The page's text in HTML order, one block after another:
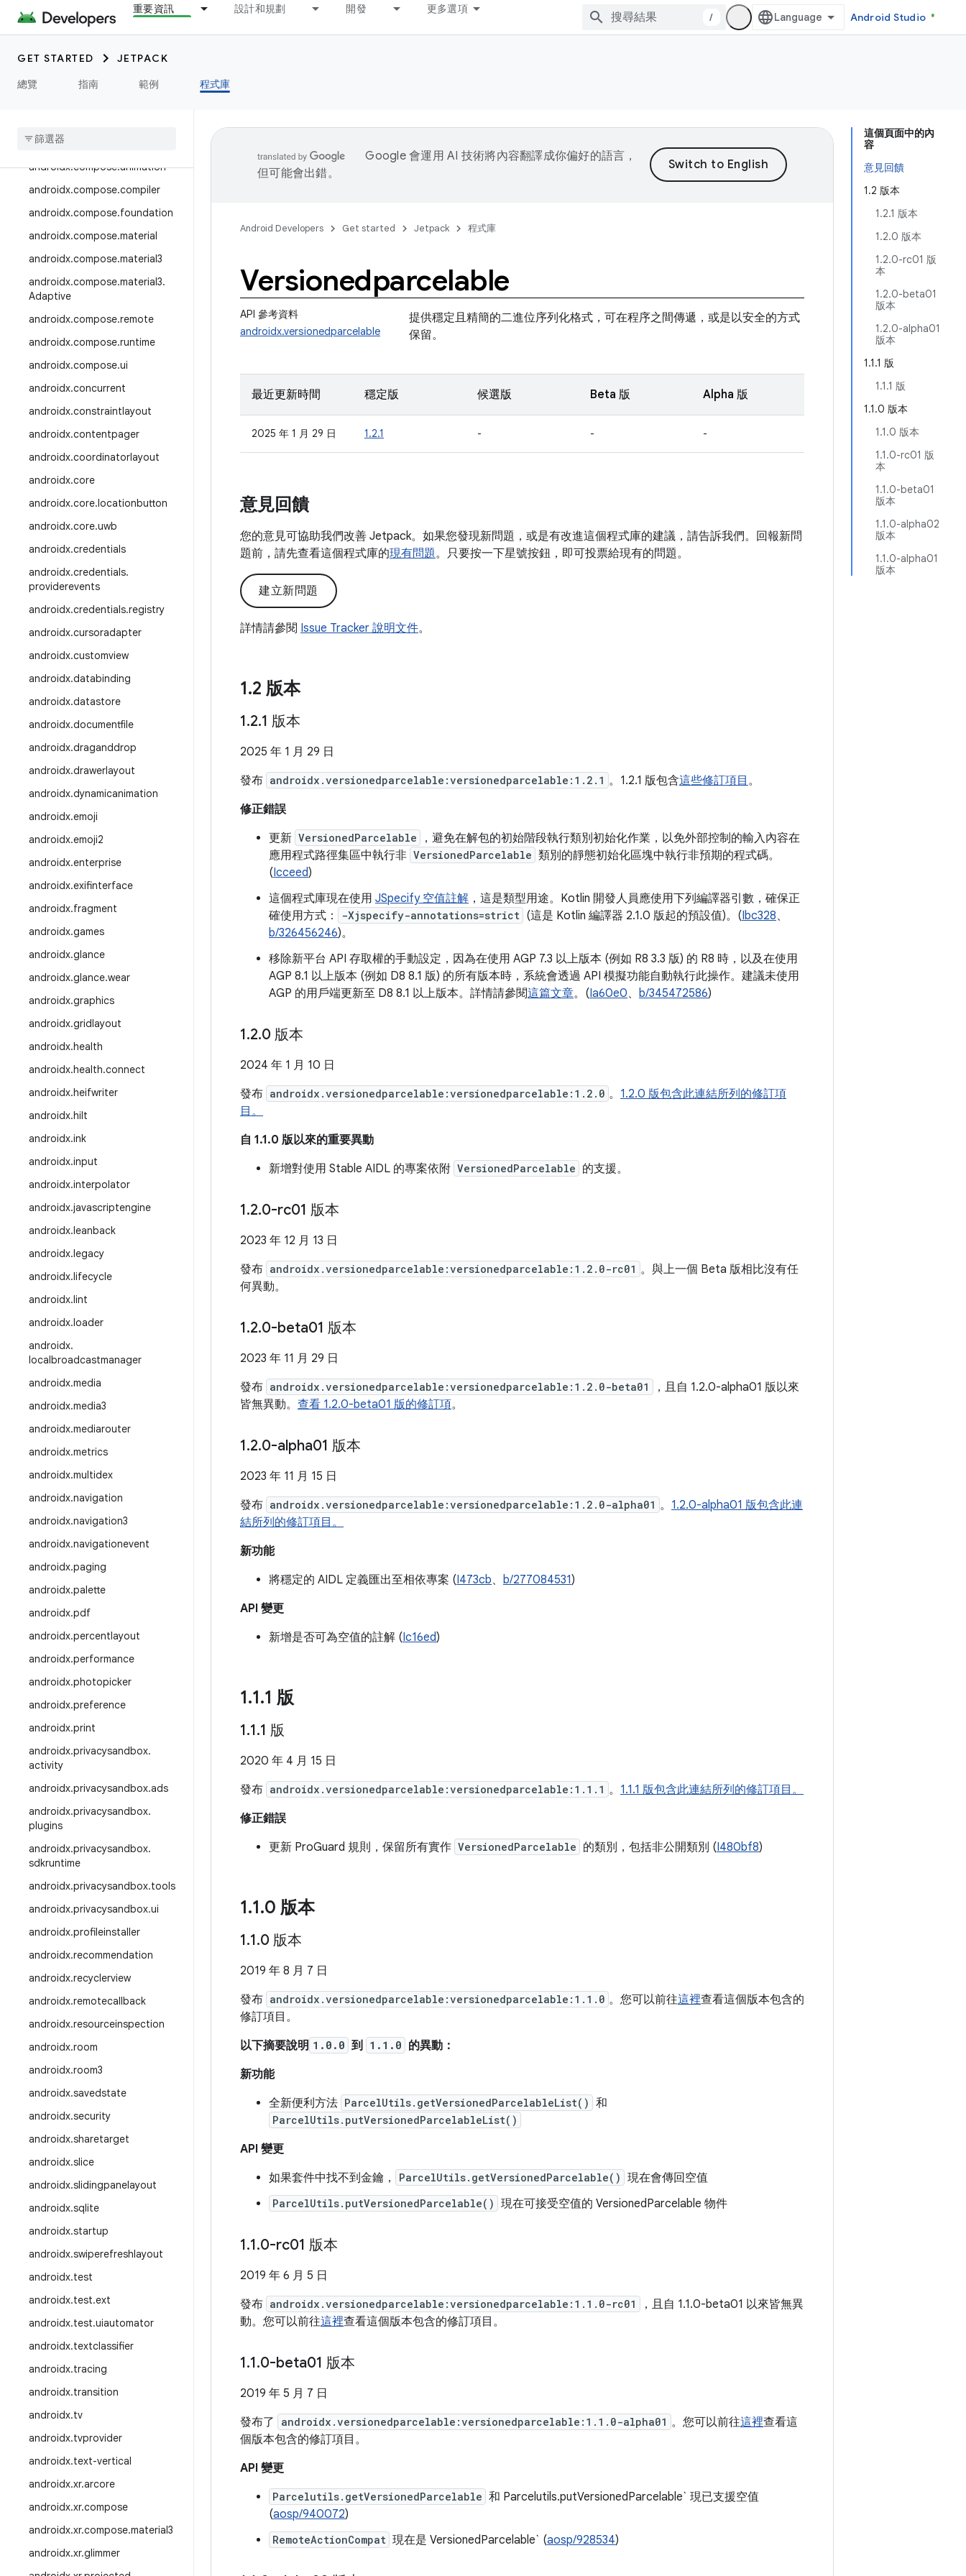
重要資訊 設計和規劃 開發 更多選項
/ Android Studio
GET STARTED
JETPACK
總覽
指南 範例 程式庫
androidx.camera.media3
androidx.camera.viewfinder
androidx.car
androidx
androidx.compose.animation
androidx.compose.compiler
androidx.compose.foundation
androidx.compose.material
androidx.compose.material3
androidx.compose.material3.
Adaptive
androidx.compose.remote
androidx.compose.runtime
androidx.compose.ui
androidx.concurrent
androidx.constraintlayout
androidx.contentpager
androidx.coordinatorlayout
androidx.core
androidx.core.locationbutton
androidx.core.uwb
androidx.credentials
androidx.credentials.
providerevents
androidx.credentials.registry
androidx.cursoradapter
androidx.customview
androidx.databinding
androidx.datastore
androidx.documentfile
androidx.draganddrop
androidx.drawerlayout
androidx.dynamicanimation
androidx.emoji
androidx.emoji2
androidx.enterprise
androidx.exifinterface
androidx.fragment
androidx.games
androidx.glance
androidx.glance.wear
androidx.graphics
androidx.gridlayout
androidx.health
androidx.health.connect
androidx.heifwriter
androidx.hilt
androidx.ink
androidx.input
androidx.interpolator
androidx.javascriptengine
androidx.leanback
androidx.legacy
androidx.lifecycle
androidx.lint
androidx.loader
androidx.
localbroadcastmanager
androidx.media
androidx.media3
androidx.mediarouter
androidx.metrics
androidx.multidex
androidx.navigation
androidx.navigation3
androidx.navigationevent
androidx.paging
androidx.palette
androidx.pdf
androidx.percentlayout
androidx.performance
androidx.photopicker
androidx.preference
androidx.print
androidx.privacysandbox.
activity
androidx.privacysandbox.ads
androidx.privacysandbox.
plugins
androidx.privacysandbox.
sdkruntime
androidx.privacysandbox.tools
androidx.privacysandbox.ui
androidx.profileinstaller
androidx.recommendation
androidx.recyclerview
androidx.remotecallback
androidx.resourceinspection
androidx.room
androidx.room3
androidx.savedstate
androidx.security
androidx.sharetarget
androidx.slice
androidx.slidingpanelayout
androidx.sqlite
androidx.startup
androidx.swiperefreshlayout
androidx.test
androidx.test.ext
androidx.test.uiautomator
androidx.textclassifier
androidx.tracing
androidx.transition
androidx.tv
androidx.tvprovider
androidx.text-vertical
androidx.xr.arcore
androidx.xr.compose
androidx.xr.compose.material3
androidx.xr.glimmer
這個頁面中的內
容
意見回饋
1.2 版本
1.2.1 版本
1.2.0 版本
1.2.0-rc01 版
本
1.2.0-beta01
版本
1.2.0-alpha01
版本
1.1.1 版
1.1.1 版
1.1.0 版本
1.1.0 版本
1.1.0-rc01 版
本
1.1.0-beta01
版本
1.1.0-alpha02
版本
1.1.0-alpha01
版本
Google 會運用 AI 技術將內容翻譯成你偏好的語言，
但可能會出錯。
Android Developers Get started Jetpack 程式庫
Versionedparcelable
API 參考資料
androidx.versionedparcelable
提供穩定且精簡的二進位序列化格式，可在程序之間傳遞，或是以安全的方式
保留。
最近更新時間 穩定版 候選版 Beta 版 Alpha 版
2025 年 1 月 29 日 1.2.1 - - -
意見回饋
您的意見可協助我們改善 Jetpack。如果您發現新問題，或是有改進這個程式庫的建議，請告訴我們。回報新問
題前，請先查看這個程式庫的現有問題。只要按一下星號按鈕，即可投票給現有的問題。
建立新問題
詳情請參閱 Issue Tracker 說明文件。
1.2 版本
1.2.1 版本
2025 年 1 月 29 日
發布 androidx.versionedparcelable:versionedparcelable:1.2.1 。1.2.1 版包含這些修訂項目 。
修正錯誤
更新 VersionedParcelable
，避免在解包的初始階段執行類別初始化作業，以免外部控制的輸入內容在
應用程式路徑集區中執行非 VersionedParcelable 類別的靜態初始化區塊中執行非預期的程式碼。
(Icceed)
這個程式庫現在使用 JSpecify 空值註解 ，這是類型用途。Kotlin 開發人員應使用下列編譯器引數，確保正
確使用方式：
-Xjspecify-annotations=strict (這是 Kotlin 編譯器 2.1.0 版起的預設值)。(Ibc328、
b/326456246)。
移除新平台 API 存取權的手動設定，因為在使用 AGP 7.3 以上版本 (例如 R8 3.3 版) 的 R8 時，以及在使用
AGP 8.1 以上版本 (例如 D8 8.1 版) 的所有版本時，系統會透過 API 模擬功能自動執行此操作。建議未使用
AGP 的用戶端更新至 D8 8.1 以上版本。詳情請參閱這篇文章。(Ia60e0、 b/345472586)
1.2.0 版本
2024 年 1 月 10 日
發布 androidx.versionedparcelable:versionedparcelable:1.2.0 。 1.2.0 版包含此連結所列的修訂項
目。
自 1.1.0 版以來的重要異動
新增對使用 Stable AIDL 的專案依附 VersionedParcelable 的支援。
1.2.0-rc01 版本
2023 年 12 月 13 日
發布 androidx.versionedparcelable:versionedparcelable:1.2.0-rc01 。與上一個 Beta 版相比沒有任
何異動。
1.2.0-beta01 版本
2023 年 11 月 29 日
發布 androidx.versionedparcelable:versionedparcelable:1.2.0-beta01
，且自 1.2.0-alpha01 版以來
皆無異動。 查看 1.2.0-beta01 版的修訂項。
1.2.0-alpha01 版本
2023 年 11 月 15 日
發布 androidx.versionedparcelable:versionedparcelable:1.2.0-alpha01 。 1.2.0-alpha01 版包含此連
結所列的修訂項目。
新功能
將穩定的 AIDL 定義匯出至相依專案 (I473cb、 b/277084531)
API 變更
新增是否可為空值的註解 (Ic16ed)
1.1.1 版
1.1.1 版
2020 年 4 月 15 日
發布 androidx.versionedparcelable:versionedparcelable:1.1.1 。 1.1.1 版包含此連結所列的修訂項目。
修正錯誤
更新 ProGuard 規則，保留所有實作 VersionedParcelable 的類別，包括非公開類別 (I480bf8)
1.1.0 版本
1.1.0 版本
2019 年 8 月 7 日
發布 androidx.versionedparcelable:versionedparcelable:1.1.0 。您可以前往這裡查看這個版本包含的
修訂項目。
以下摘要說明 1.0.0 到 1.1.0 的異動：
新功能
全新便利方法 ParcelUtils.getVersionedParcelableList() 和
ParcelUtils.putVersionedParcelableList()
API 變更
如果套件中找不到金鑰，
ParcelUtils.getVersionedParcelable() 現在會傳回空值
ParcelUtils.putVersionedParcelable() 現在可接受空值的 VersionedParcelable 物件
1.1.0-rc01 版本
2019 年 6 月 5 日
發布 androidx.versionedparcelable:versionedparcelable:1.1.0-rc01
，且自 1.1.0-beta01 以來皆無異
動。您可以前往這裡查看這個版本包含的修訂項目。
1.1.0-beta01 版本
2019 年 5 月 7 日
發布了
androidx.versionedparcelable:versionedparcelable:1.1.0-alpha01 。您可以前往這裡查看這
個版本包含的修訂項目。
API 變更
Parcelutils.getVersionedParcelable 和 Parcelutils.putVersionedParcelable` 現已支援空值
(aosp/940072)
RemoteActionCompat 現在是 VersionedParcelable` (aosp/928534)